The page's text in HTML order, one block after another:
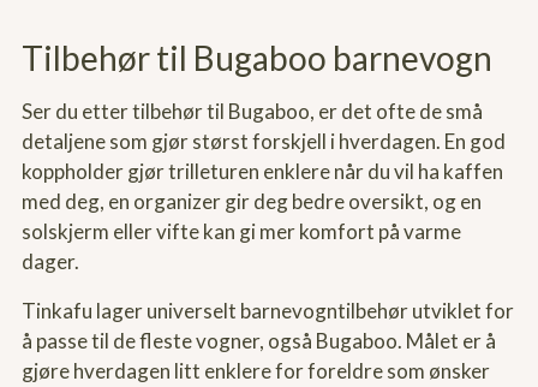
Tilbehør til Bugaboo barnevogn
Ser du etter tilbehør til Bugaboo, er det ofte de små
detaljene som gjør størst forskjell i hverdagen. En god
koppholder gjør trilleturen enklere når du vil ha kaffen
med deg, en organizer gir deg bedre oversikt, og en
solskjerm eller vifte kan gi mer komfort på varme
dager.
Tinkafu lager universelt barnevogntilbehør utviklet for
å passe til de fleste vogner, også Bugaboo. Målet er å
gjøre hverdagen litt enklere for foreldre som ønsker